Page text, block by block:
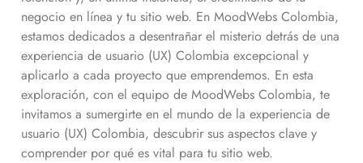
negocio en línea y tu sitio web. En MoodWebs Colombia,
estamos dedicados a desentrañar el misterio detrás de una
experiencia de usuario (UX) Colombia excepcional y
aplicarlo a cada proyecto que emprendemos. En esta
exploración, con el equipo de MoodWebs Colombia, te
invitamos a sumergirte en el mundo de la experiencia de
usuario (UX) Colombia, descubrir sus aspectos clave y
comprender por qué es vital para tu sitio web.